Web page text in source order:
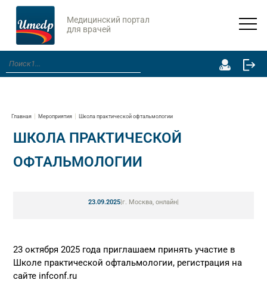
Медицинский портал
для врачей
Главная Мероприятия Школа практической офтальмологии
ШКОЛА ПРАКТИЧЕСКОЙ
ОФТАЛЬМОЛОГИИ
23.09.2025|г. Москва, онлайн|
23 октября 2025 года приглашаем принять участие в
Школе практической офтальмологии, регистрация на
сайте infconf.ru